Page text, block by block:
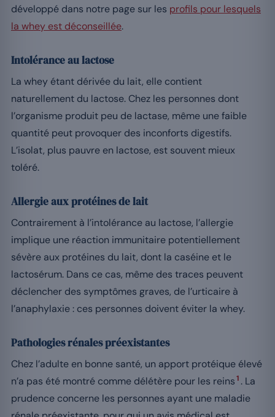
développé dans notre page sur les profils pour lesquels
la whey est déconseillée.
Intolérance au lactose
La whey étant dérivée du lait, elle contient
naturellement du lactose. Chez les personnes dont
l’organisme produit peu de lactase, même une faible
quantité peut provoquer des inconforts digestifs.
L’isolat, plus pauvre en lactose, est souvent mieux
toléré.
Allergie aux protéines de lait
Contrairement à l’intolérance au lactose, l’allergie
implique une réaction immunitaire potentiellement
sévère aux protéines du lait, dont la caséine et le
lactosérum. Dans ce cas, même des traces peuvent
déclencher des symptômes graves, de l’urticaire à
l’anaphylaxie : ces personnes doivent éviter la whey.
Pathologies rénales préexistantes
Chez l’adulte en bonne santé, un apport protéique élevé
n’a pas été montré comme délétère pour les reins1 . La
prudence concerne les personnes ayant une maladie